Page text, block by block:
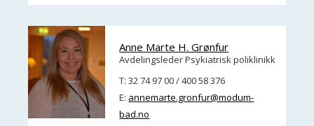
Anne Marte H. Grønfur
Avdelingsleder Psykiatrisk poliklinikk
T: 32 74 97 00 / 400 58 376
E: annemarte.gronfur@modum-
bad.no